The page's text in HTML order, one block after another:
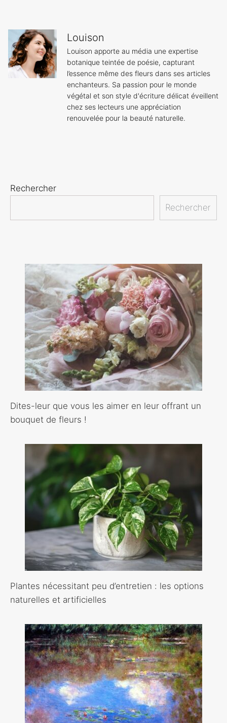
Louison
Louison apporte au média une expertise
botanique teintée de poésie, capturant
l’essence même des fleurs dans ses articles
enchanteurs. Sa passion pour le monde
végétal et son style d'écriture délicat éveillent
chez ses lecteurs une appréciation
renouvelée pour la beauté naturelle.
Rechercher
Rechercher
Dites-leur que vous les aimer en leur offrant un
bouquet de fleurs !
Plantes nécessitant peu d’entretien : les options
naturelles et artificielles